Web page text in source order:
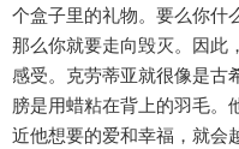
个盒子里的礼物。要么你什
那么你就要走向毁灭。因此
感受。克劳蒂亚就很像是古
膀是用蜡粘在背上的羽毛。
近他想要的爱和幸福，就会